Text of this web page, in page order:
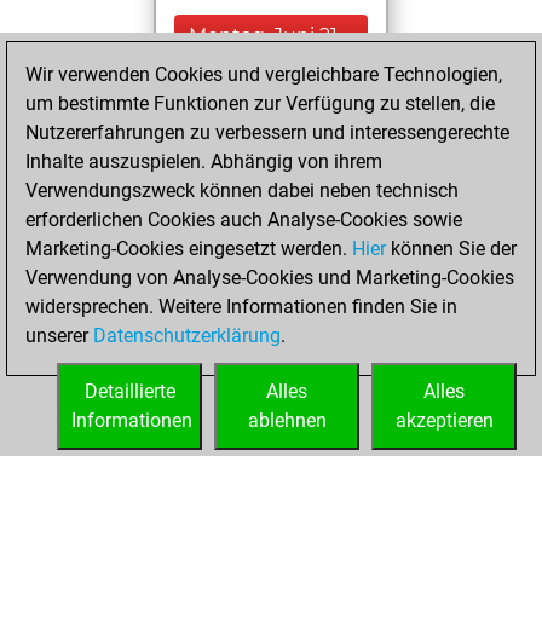
Montag, Juni 21,
2021
You created
your Fritz account
Fritz
Freitag,
August 23, 2019
You played 18
slow games
Play
You scored +9
=0 -9 in slow games
Wir verwenden Cookies und vergleichbare Technologien,
um bestimmte Funktionen zur Verfügung zu stellen, die
Nutzererfahrungen zu verbessern und interessengerechte
Inhalte auszuspielen. Abhängig von ihrem
Verwendungszweck können dabei neben technisch
erforderlichen Cookies auch Analyse-Cookies sowie
Marketing-Cookies eingesetzt werden. Hierkönnen Sie der
Verwendung von Analyse-Cookies und Marketing-Cookies
widersprechen. Weitere Informationen finden Sie in
unserer Datenschutzerklärung.
Alles
akzeptieren
Alles
ablehnen
Detaillierte
Informationen